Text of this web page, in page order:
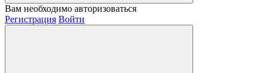
Вам необходимо авторизоваться
Регистрация Войти